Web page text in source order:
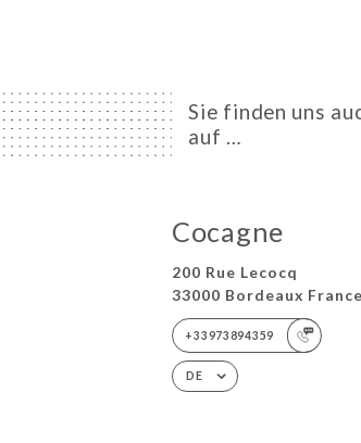
Sie finden uns
auf …
Cocagne
200 Rue Lecocq
33000 Bordeaux France
+33973894359
DE